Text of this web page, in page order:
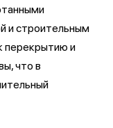
и строительным
перекрытию и
что в